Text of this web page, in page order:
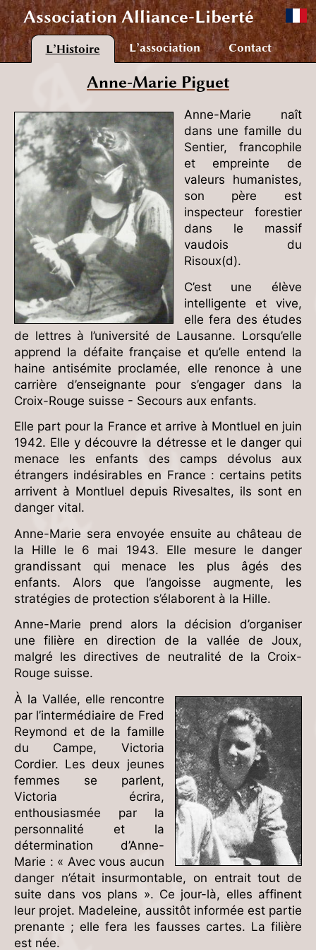
AssociationAlliance-Liberté
L’Histoire L’association Contact
Anne-Marie Piguet
Anne-Marie naît
dans une famille du
Sentier, francophile
et empreinte de
valeurs humanistes,
son père est
inspecteur forestier
dans le massif
vaudois du
Risoux(d).
C’est une élève
intelligente et vive,
elle fera des études
de lettres à l’université de Lausanne. Lorsqu’elle
apprend la défaite française et qu’elle entend la
haine antisémite proclamée, elle renonce à une
carrière d’enseignante pour s’engager dans la
Croix-Rouge suisse - Secours aux enfants.
Elle part pour la France et arrive à Montluel en juin
1942. Elle y découvre la détresse et le danger qui
menace les enfants des camps dévolus aux
étrangers indésirables en France : certains petits
arrivent à Montluel depuis Rivesaltes, ils sont en
danger vital.
Anne-Marie sera envoyée ensuite au château de
la Hille le 6 mai 1943. Elle mesure le danger
grandissant qui menace les plus âgés des
enfants. Alors que l’angoisse augmente, les
stratégies de protection s’élaborent à la Hille.
Anne-Marie prend alors la décision d’organiser
une filière en direction de la vallée de Joux,
malgré les directives de neutralité de la Croix-
Rouge suisse.
À la Vallée, elle rencontre
par l’intermédiaire de Fred
Reymond et de la famille
du Campe, Victoria
Cordier. Les deux jeunes
femmes se parlent,
Victoria écrira,
enthousiasmée par la
personnalité et la
détermination d’Anne-
Marie : « Avec vous aucun
danger n’était insurmontable, on entrait tout de
suite dans vos plans ». Ce jour-là, elles affinent
leur projet. Madeleine, aussitôt informée est partie
prenante ; elle fera les fausses cartes. La filière
est née.